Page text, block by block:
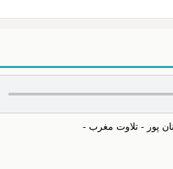
پور - تلاوت مغرب -